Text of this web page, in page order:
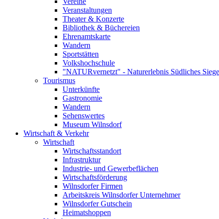
Veranstaltungen
Theater & Konzerte
Bibliothek & Büchereien
Ehrenamtskarte
Wandern
Sportstätten
Volkshochschule
"NATURvernetzt" - Naturerlebnis Südliches
Tourismus
Unterkünfte
Gastronomie
Wandern
Sehenswertes
Museum Wilnsdorf
Wirtschaft & Verkehr
Wirtschaft
Wirtschaftsstandort
Infrastruktur
Industrie- und Gewerbeflächen
Wirtschaftsförderung
Wilnsdorfer Firmen
Arbeitskreis Wilnsdorfer Unternehmer
Wilnsdorfer Gutschein
Heimatshoppen